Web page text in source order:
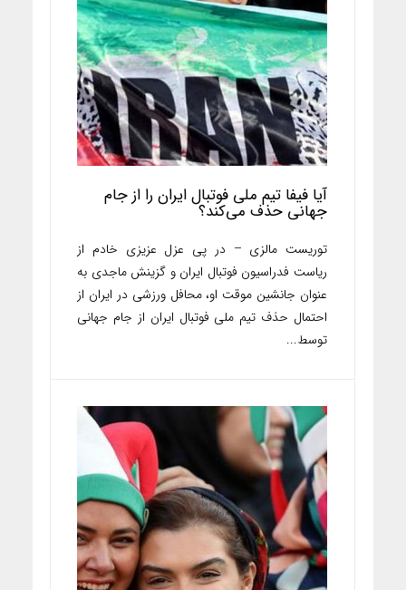
آیا فیفا تیم ملی فوتبال ایران را از جام
جهانی حذف می‌کند؟
توریست مالزی – در پی عزل عزیزی خادم از
ریاست فدراسیون فوتبال ایران و گزینش ماجدی به
عنوان جانشین موقت او، محافل ورزشی در ایران از
احتمال حذف تیم ملی فوتبال ایران از جام جهانی
توسط...